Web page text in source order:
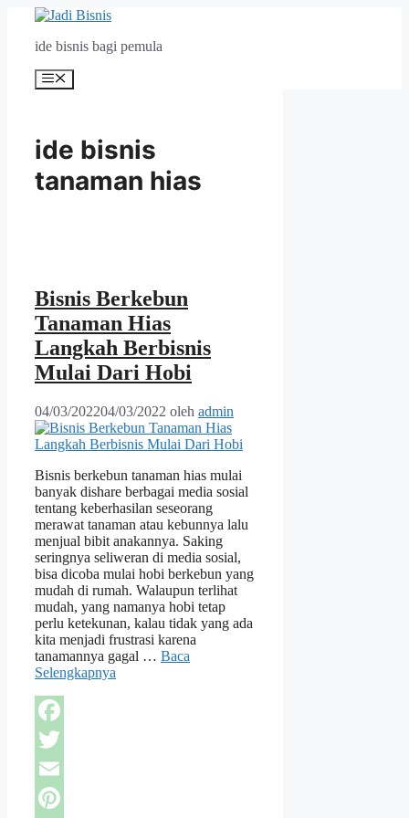
Langsung
ide bisnis bagi pemula
Menu
ide bisnis
tanaman hias
Bisnis Berkebun
Tanaman Hias
Langkah Berbisnis
Mulai Dari Hobi
04/03/202204/03/2022 oleh admin
Bisnis berkebun tanaman hias mulai
banyak dishare berbagai media sosial
tentang keberhasilan seseorang
merawat tanaman atau kebunnya lalu
menjual bibit anakannya. Saking
seringnya seliweran di media sosial,
bisa dicoba mulai hobi berkebun yang
mudah di rumah. Walaupun terlihat
mudah, yang namanya hobi tetap
perlu ketekunan, kalau tidak yang ada
kita menjadi frustrasi karena
tanamannya gagal … Baca
Selengkapnya
Facebook
Twitter
Email